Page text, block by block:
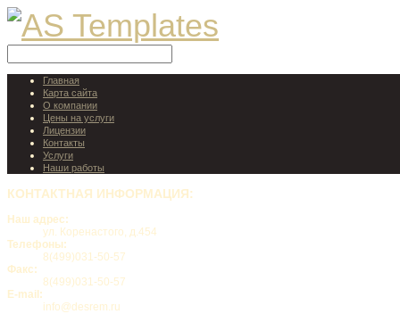
Главная
Карта сайта
О компании
Цены на услуги
Лицензии
Контакты
Услуги
Наши работы
КОНТАКТНАЯ ИНФОРМАЦИЯ:
Наш адрес:
ул. Коренастого, д.454
Телефоны:
8(499)031-50-57
Факс:
8(499)031-50-57
E-mail:
info@desrem.ru